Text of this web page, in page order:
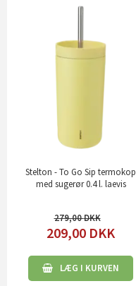
Stelton - To Go Sip termokop
med sugerør 0.4 l. laevis
279,00
209,00 DKK
LÆG I KURVEN